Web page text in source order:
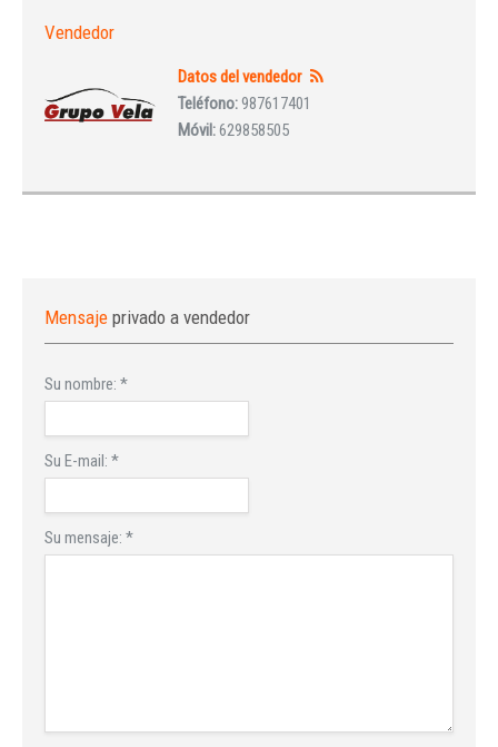
Vendedor
Datos del vendedor
Teléfono:987617401
Móvil:629858505
Mensaje privado a vendedor
Su nombre: *
Su E-mail: *
Su mensaje: *